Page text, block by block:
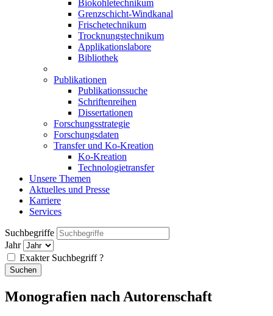
Biokohletechnikum
Grenzschicht-Windkanal
Frischetechnikum
Trocknungstechnikum
Applikationslabore
Bibliothek
Publikationen
Publikationssuche
Schriftenreihen
Dissertationen
Forschungsstrategie
Forschungsdaten
Transfer und Ko-Kreation
Ko-Kreation
Technologietransfer
Unsere Themen
Aktuelles und Presse
Karriere
Services
Suchbegriffe
Jahr
Exakter Suchbegriff ?
Monografien nach Autorenschaft